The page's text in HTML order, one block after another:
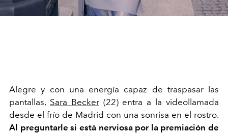
Alegre y con una energía capaz de traspasar las
pantallas, Sara Becker(22) entra a la videollamada
desde el frío de Madrid con una sonrisa en el rostro.
Al preguntarle si está nerviosa por la premiación de